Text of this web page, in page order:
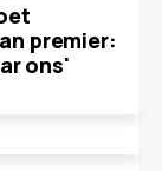
premier:
ons'